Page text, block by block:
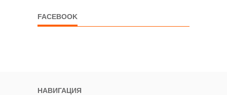
FACEBOOK
НАВИГАЦИЯ